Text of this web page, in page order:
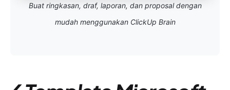
Buat ringkasan, draf, laporan, dan proposal dengan
mudah menggunakan ClickUp Brain